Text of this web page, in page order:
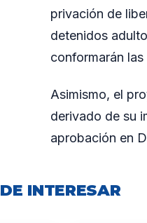
privación de
detenidos
conformarán
Asimismo, el
derivado de su
aprobación en
INTERESAR